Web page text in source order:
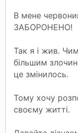
В мене
ЗАБОРОНЕНО!
Так я і жив.
більшим
це змінилось.
Тому хочу
своєму житті.